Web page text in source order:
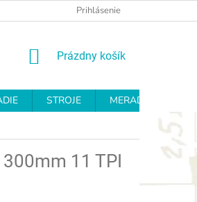
REKLAMAČNÝ PROTOKOL
Prihlásenie
NÁKUPNÝ
Prázdny košík
STROJE MERADLÁ
11 TPI